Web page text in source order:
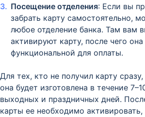
Посещение отделения: Если вы
забрать карту самостоятельно,
любое отделение банка. Там вам
активируют карту, после чего
функциональной для оплаты.
Для тех, кто не получил карту
она будет изготовлена в течение
выходных и праздничных дней.
карты ее необходимо